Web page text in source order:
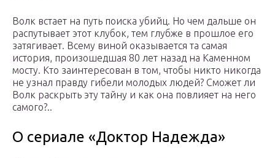
Волк встает на путь поиска убийц. Но чем дальше он
распутывает этот клубок, тем глубже в прошлое его
затягивает. Всему виной оказывается та самая
история, произошедшая 80 лет назад на Каменном
мосту. Кто заинтересован в том, чтобы никто никогда
не узнал правду гибели молодых людей? Сможет ли
Волк раскрыть эту тайну и как она повлияет на него
самого?..
О сериале «Доктор Надежда»